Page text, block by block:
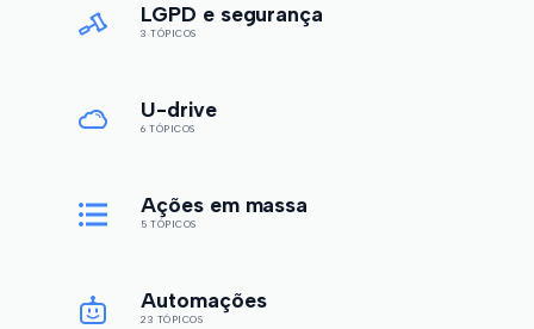
LGPD e segurança
3 TÓPICOS
U-drive
6 TÓPICOS
Ações em massa
5 TÓPICOS
Automações
23 TÓPICOS